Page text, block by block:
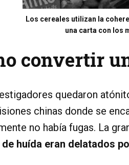
Los cereales utilizan la
una carta con los
convertir
quedaron
chinas donde se
no había fugas. La
huída eran delatados